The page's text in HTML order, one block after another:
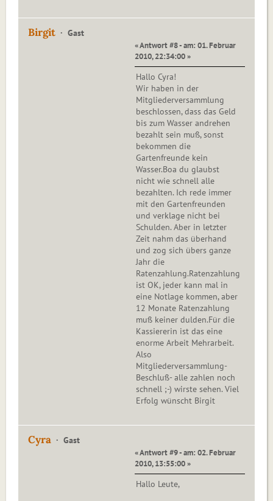
Birgit Gast
« Antwort #8 - am: 01. Februar
2010, 22:34:00 »
Hallo Cyra!
Wir haben in der
Mitgliederversammlung
beschlossen, dass das Geld
bis zum Wasser andrehen
bezahlt sein muß, sonst
bekommen die
Gartenfreunde kein
Wasser.Boa du glaubst
nicht wie schnell alle
bezahlten. Ich rede immer
mit den Gartenfreunden
und verklage nicht bei
Schulden. Aber in letzter
Zeit nahm das überhand
und zog sich übers ganze
Jahr die
Ratenzahlung.Ratenzahlung
ist OK, jeder kann mal in
eine Notlage kommen, aber
12 Monate Ratenzahlung
muß keiner dulden.Für die
Kassiererin ist das eine
enorme Arbeit Mehrarbeit.
Also
Mitgliederversammlung-
Beschluß- alle zahlen noch
schnell ;-) wirste sehen. Viel
Erfolg wünscht Birgit
Cyra Gast
« Antwort #9 - am: 02. Februar
2010, 13:55:00 »
Hallo Leute,